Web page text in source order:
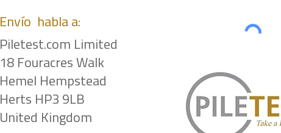
Envío habla a:
Piletest.com Limited
18 Fouracres Walk
Hemel Hempstead
Herts HP3 9LB
United Kingdom